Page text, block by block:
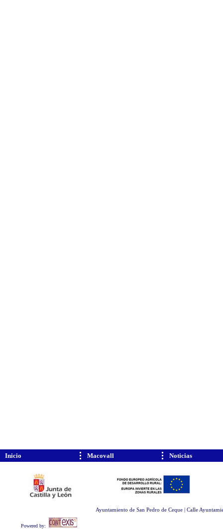
Inicio Macovall Noticias
Ayuntamiento de San Pedro de Ceque | Calle
Powered by: